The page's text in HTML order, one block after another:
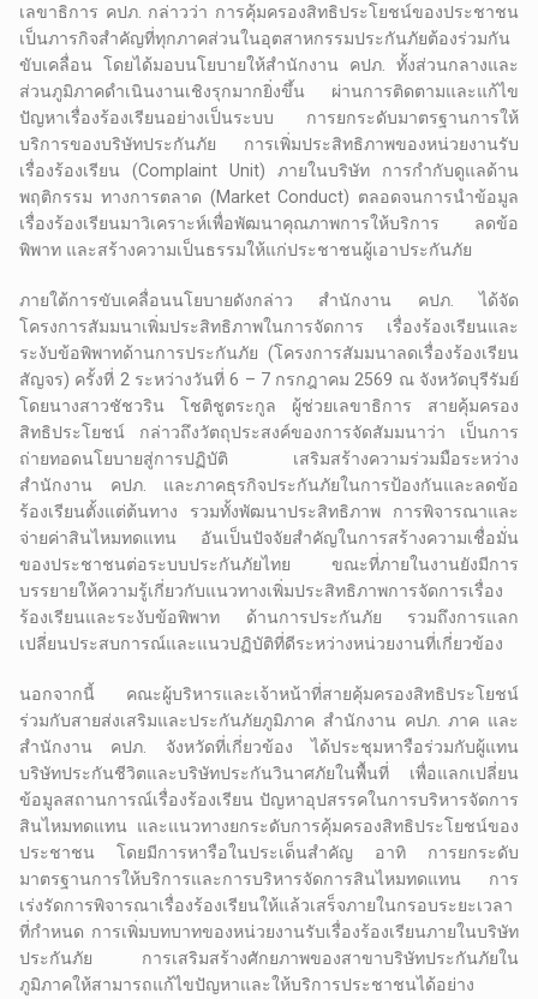
เลขาธิการ คปภ. กล่าวว่า การคุ้มครองสิทธิประโยชน์ของประชาชน
เป็นภารกิจสำคัญที่ทุกภาคส่วนในอุตสาหกรรมประกันภัยต้องร่วมกัน
ขับเคลื่อน โดยได้มอบนโยบายให้สำนักงาน คปภ. ทั้งส่วนกลางและ
ส่วนภูมิภาคดำเนินงานเชิงรุกมากยิ่งขึ้น ผ่านการติดตามและแก้ไข
ปัญหาเรื่องร้องเรียนอย่างเป็นระบบ การยกระดับมาตรฐานการให้
บริการของบริษัทประกันภัย การเพิ่มประสิทธิภาพของหน่วยงานรับ
เรื่องร้องเรียน (Complaint Unit) ภายในบริษัท การกำกับดูแลด้าน
พฤติกรรม ทางการตลาด (Market Conduct) ตลอดจนการนำข้อมูล
เรื่องร้องเรียนมาวิเคราะห์เพื่อพัฒนาคุณภาพการให้บริการ ลดข้อ
พิพาท และสร้างความเป็นธรรมให้แก่ประชาชนผู้เอาประกันภัย
ภายใต้การขับเคลื่อนนโยบายดังกล่าว สำนักงาน คปภ. ได้จัด
โครงการสัมมนาเพิ่มประสิทธิภาพในการจัดการ เรื่องร้องเรียนและ
ระงับข้อพิพาทด้านการประกันภัย (โครงการสัมมนาลดเรื่องร้องเรียน
สัญจร) ครั้งที่ 2 ระหว่างวันที่ 6 – 7 กรกฎาคม 2569 ณ จังหวัดบุรีรัมย์
โดยนางสาวชัชวริน โชติชูตระกูล ผู้ช่วยเลขาธิการ สายคุ้มครอง
สิทธิประโยชน์ กล่าวถึงวัตถุประสงค์ของการจัดสัมมนาว่า เป็นการ
ถ่ายทอดนโยบายสู่การปฏิบัติ เสริมสร้างความร่วมมือระหว่าง
สำนักงาน คปภ. และภาคธุรกิจประกันภัยในการป้องกันและลดข้อ
ร้องเรียนตั้งแต่ต้นทาง รวมทั้งพัฒนาประสิทธิภาพ การพิจารณาและ
จ่ายค่าสินไหมทดแทน อันเป็นปัจจัยสำคัญในการสร้างความเชื่อมั่น
ของประชาชนต่อระบบประกันภัยไทย ขณะที่ภายในงานยังมีการ
บรรยายให้ความรู้เกี่ยวกับแนวทางเพิ่มประสิทธิภาพการจัดการเรื่อง
ร้องเรียนและระงับข้อพิพาท ด้านการประกันภัย รวมถึงการแลก
เปลี่ยนประสบการณ์และแนวปฏิบัติที่ดีระหว่างหน่วยงานที่เกี่ยวข้อง
นอกจากนี้ คณะผู้บริหารและเจ้าหน้าที่สายคุ้มครองสิทธิประโยชน์
ร่วมกับสายส่งเสริมและประกันภัยภูมิภาค สำนักงาน คปภ. ภาค และ
สำนักงาน คปภ. จังหวัดที่เกี่ยวข้อง ได้ประชุมหารือร่วมกับผู้แทน
บริษัทประกันชีวิตและบริษัทประกันวินาศภัยในพื้นที่ เพื่อแลกเปลี่ยน
ข้อมูลสถานการณ์เรื่องร้องเรียน ปัญหาอุปสรรคในการบริหารจัดการ
สินไหมทดแทน และแนวทางยกระดับการคุ้มครองสิทธิประโยชน์ของ
ประชาชน โดยมีการหารือในประเด็นสำคัญ อาทิ การยกระดับ
มาตรฐานการให้บริการและการบริหารจัดการสินไหมทดแทน การ
เร่งรัดการพิจารณาเรื่องร้องเรียนให้แล้วเสร็จภายในกรอบระยะเวลา
ที่กำหนด การเพิ่มบทบาทของหน่วยงานรับเรื่องร้องเรียนภายในบริษัท
ประกันภัย การเสริมสร้างศักยภาพของสาขาบริษัทประกันภัยใน
ภูมิภาคให้สามารถแก้ไขปัญหาและให้บริการประชาชนได้อย่าง